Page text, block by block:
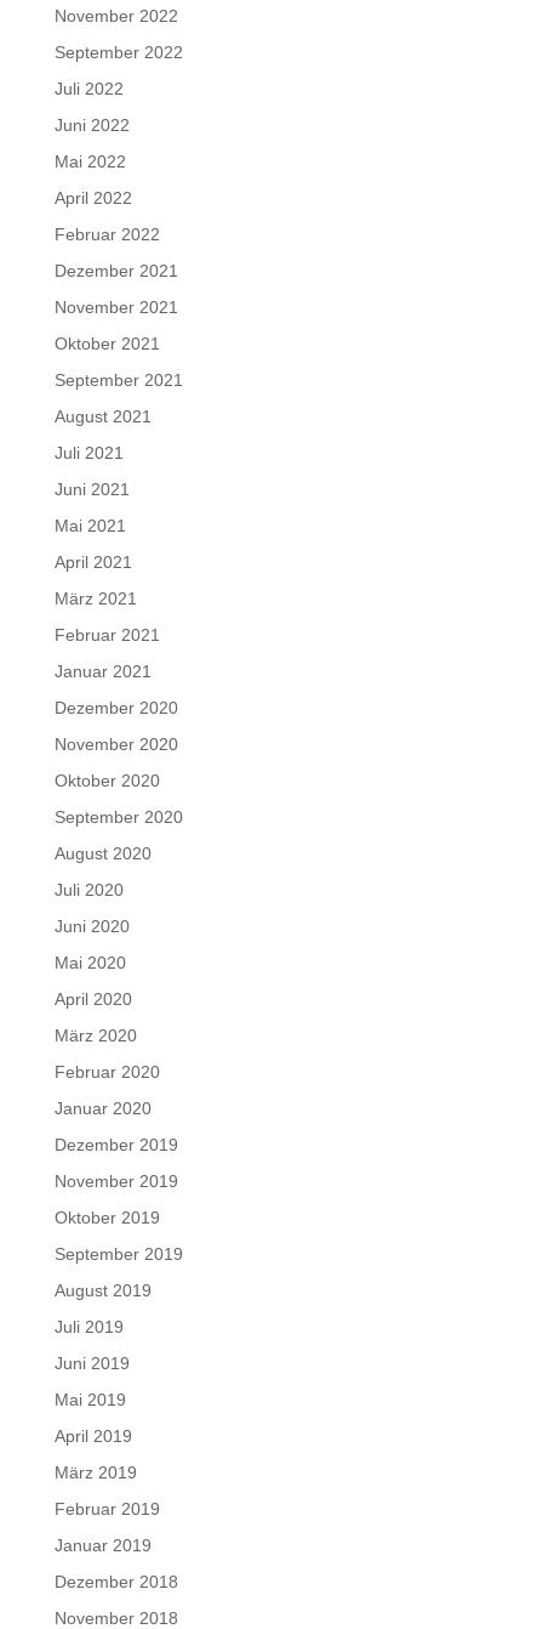
November 2022
September 2022
Juli 2022
Juni 2022
Mai 2022
April 2022
Februar 2022
Dezember 2021
November 2021
Oktober 2021
September 2021
August 2021
Juli 2021
Juni 2021
Mai 2021
April 2021
März 2021
Februar 2021
Januar 2021
Dezember 2020
November 2020
Oktober 2020
September 2020
August 2020
Juli 2020
Juni 2020
Mai 2020
April 2020
März 2020
Februar 2020
Januar 2020
Dezember 2019
November 2019
Oktober 2019
September 2019
August 2019
Juli 2019
Juni 2019
Mai 2019
April 2019
März 2019
Februar 2019
Januar 2019
Dezember 2018
November 2018